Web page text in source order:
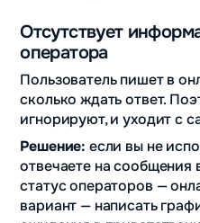
Отсутствует
оператора
Пользователь пишет в
сколько ждать ответ.
игнорируют, и уходит с
Решение: если вы не
отвечаете на сообщения
статус операторов —
вариант — написать